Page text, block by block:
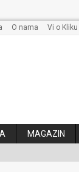
O nama Vi o Kliku
MAGAZIN